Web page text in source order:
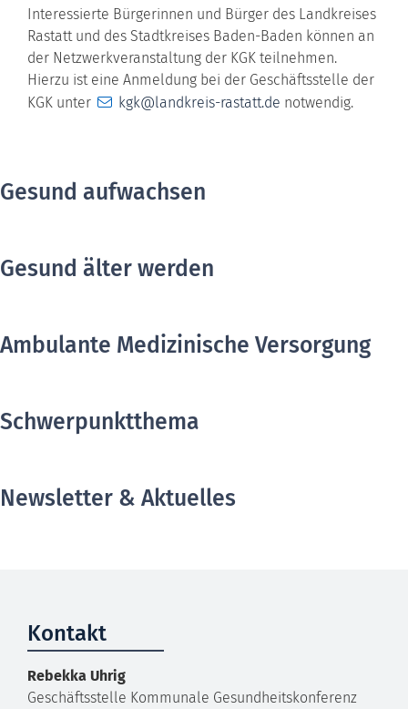
Interessierte Bürgerinnen und Bürger des Landkreises
Rastatt und des Stadtkreises Baden-Baden können an
der Netzwerkveranstaltung der KGK teilnehmen.
Hierzu ist eine Anmeldung bei der Geschäftsstelle der
KGK unter
kgk@landkreis-rastatt.de notwendig.
Gesund aufwachsen
Gesund älter werden
Ambulante Medizinische Versorgung
Schwerpunktthema
Newsletter & Aktuelles
Kontakt
Rebekka Uhrig
Geschäftsstelle Kommunale Gesundheitskonferenz